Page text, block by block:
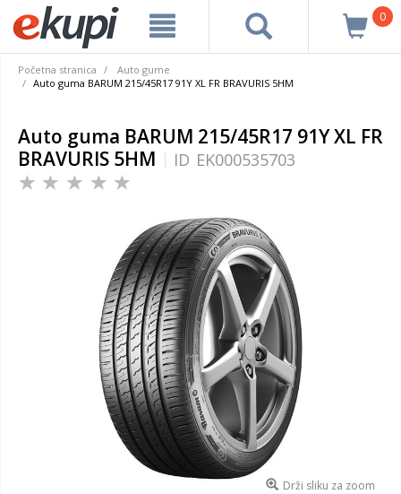
0
Početna stranica
Auto gume
Auto guma BARUM 215/45R17 91Y XL FR BRAVURIS 5HM
Auto guma BARUM 215/45R17 91Y XL FR
BRAVURIS 5HM
ID EK000535703
Drži sliku za zoom